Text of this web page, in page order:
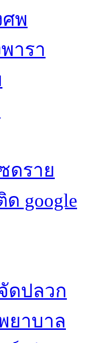
พ
ารา
ดราย
google
ดปลวก
ยาบาล